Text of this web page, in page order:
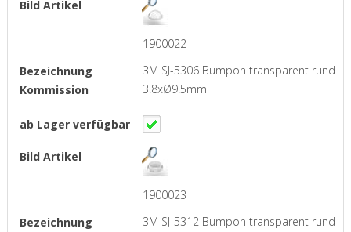
1900022
3M SJ-5306 Bumpon transparent rund
3.8xØ9.5mm
1900023
3M SJ-5312 Bumpon transparent rund